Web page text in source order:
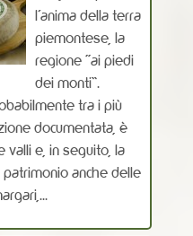
l’anima della terra
piemontese, la
regione “ai piedi
dei monti”.
tra i più
documentata, è
valli e, in seguito, la
anche delle